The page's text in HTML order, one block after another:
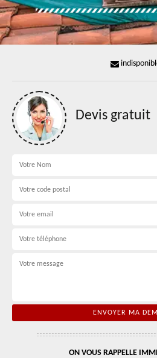
Devis gratuit
ON VOUS RAPPELLE